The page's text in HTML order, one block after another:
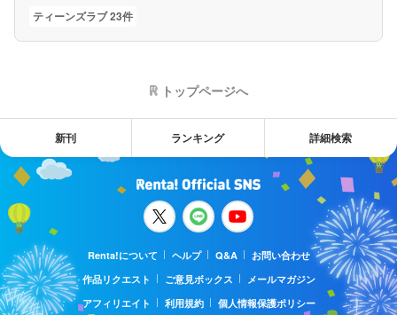
ティーンズラブ 23件
トップページへ
新刊 ランキング 詳細検索
Renta!について ヘルプ Q&A
お問い合わせ
作品リクエスト
ご意見ボックス
メールマガジン
アフィリエイト
利用規約 個人情報保護ポリシー